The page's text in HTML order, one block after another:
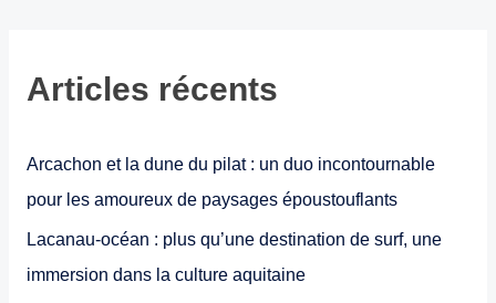
Articles récents
Arcachon et la dune du pilat : un duo incontournable
pour les amoureux de paysages époustouflants
Lacanau-océan : plus qu’une destination de surf, une
immersion dans la culture aquitaine